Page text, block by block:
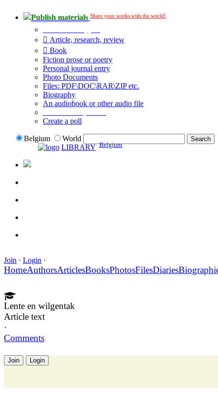
Publish materials Share your works with the world!
Article, research, review
Book
Fiction prose or poetry
Personal journal entry
Photo Documents
Files: PDF\DOC\RAR\ZIP etc.
Biography
An audiobook or other audio file
Create a poll
Belgium
World
LIBRARY Belgium
Join · Login ·
HomeAuthorsArticlesBooksPhotosFilesDiaries
Lente en wilgentak
Article text
·
Comments
Join Login